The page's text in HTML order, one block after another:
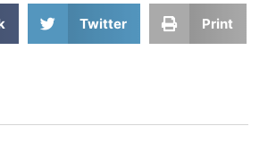
Twitter Print